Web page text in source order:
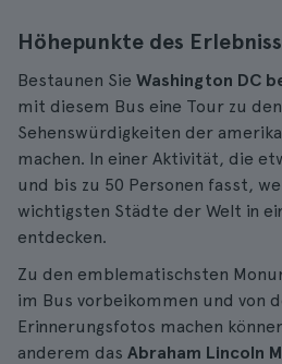
Höhepunkte des
Bestaunen Sie Washington DC
mit diesem Bus eine Tour zu
Sehenswürdigkeiten der
machen. In einer Aktivität, die
und bis zu 50 Personen fasst,
wichtigsten Städte der Welt in
entdecken.
Zu den emblematischsten
im Bus vorbeikommen und von
Erinnerungsfotos machen
anderem das Abraham Lincoln